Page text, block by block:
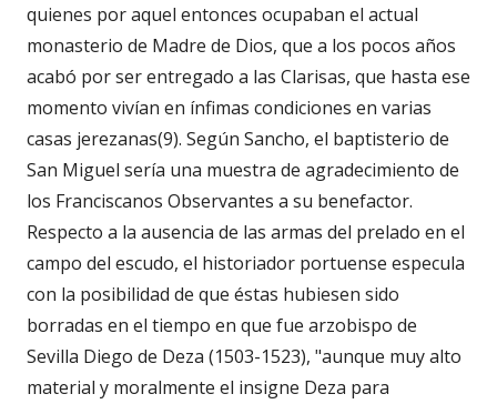
quienes por aquel entonces ocupaban el actual
monasterio de Madre de Dios, que a los pocos años
acabó por ser entregado a las Clarisas, que hasta ese
momento vivían en ínfimas condiciones en varias
casas jerezanas(9). Según Sancho, el baptisterio de
San Miguel sería una muestra de agradecimiento de
los Franciscanos Observantes a su benefactor.
Respecto a la ausencia de las armas del prelado en el
campo del escudo, el historiador portuense especula
con la posibilidad de que éstas hubiesen sido
borradas en el tiempo en que fue arzobispo de
Sevilla Diego de Deza (1503-1523), "aunque muy alto
material y moralmente el insigne Deza para